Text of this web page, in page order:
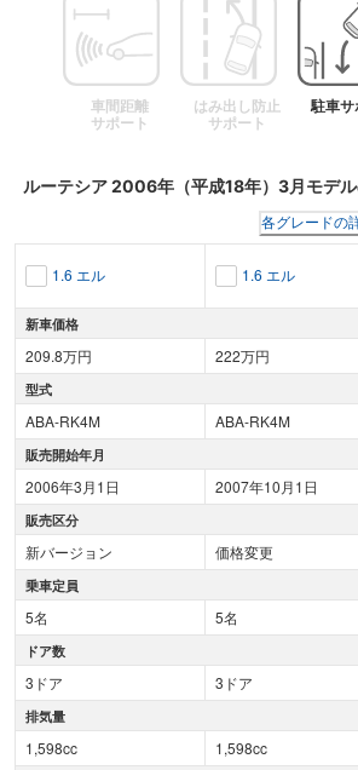
車間距離
サポート
はみ出し防止
サポート
駐車サ
ルーテシア2006年（平成18年）3月モデ
各グレードの
1.6 エル 1.6 エル
新車価格
209.8万円 222万円
型式
ABA-RK4M ABA-RK4M
販売開始年月
2006年3月1日 2007年10月1日
販売区分
新バージョン 価格変更
乗車定員
5名 5名
ドア数
3ドア 3ドア
排気量
1,598cc 1,598cc